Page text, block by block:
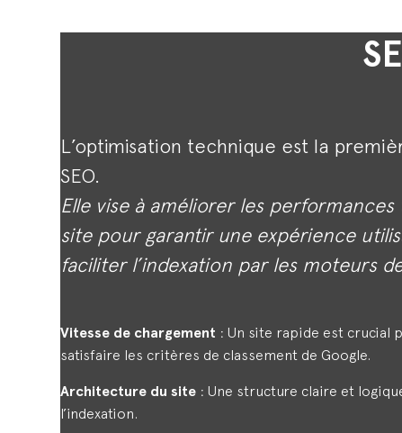
L’optimisation technique est la
SEO.
Elle vise à améliorer les
site pour garantir une expérience
faciliter l’indexation par les moteurs
Vitesse de chargement : Un site rapide est crucial
satisfaire les critères de classement de Google.
Architecture du site : Une structure claire et
l’indexation.